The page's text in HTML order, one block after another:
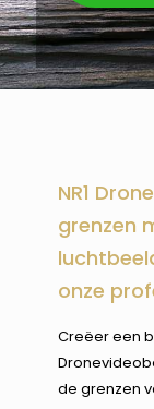
NR1
grenzen
onze
Creëer een
de grenzen